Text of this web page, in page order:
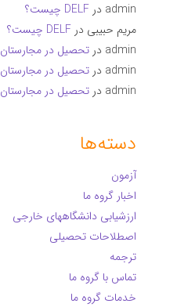
admin در DELF چیست؟
مریم حبیبی در DELF چیست؟
admin در تحصیل در مجارستان
admin در تحصیل در مجارستان
admin در تحصیل در مجارستان
دسته‌ها
آزمون
اخبار گروه ما
ارزشیابی دانشگاههای خارجی
اصطلاحات تحصیلی
ترجمه
تماس با گروه ما
خدمات گروه ما